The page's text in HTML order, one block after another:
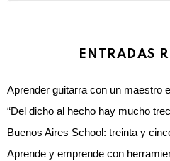
ENTRADAS
Aprender guitarra con un maestro
“Del dicho al hecho hay mucho
Buenos Aires School: treinta y
Aprende y emprende con